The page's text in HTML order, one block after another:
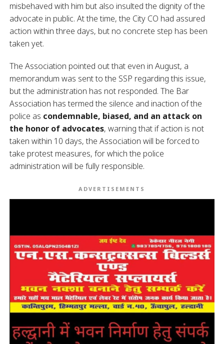
misbehaved with him but also insulted the dignity of the
advocate in public. At the time, the City CO had assured
action within three days, but no concrete step has been
taken yet.
The Association pointed out that even in August, a
memorandum was sent to the SSP regarding this issue,
but the administration has not responded. The Bar
Association has termed the silence and inaction of the
police as condemnable, biased, and an attack on
the honor of advocates, warning that if action is not
taken within 10 days, the Association will be forced to
take protest measures, for which the police
administration will be fully responsible.
ADVERTISEMENTS